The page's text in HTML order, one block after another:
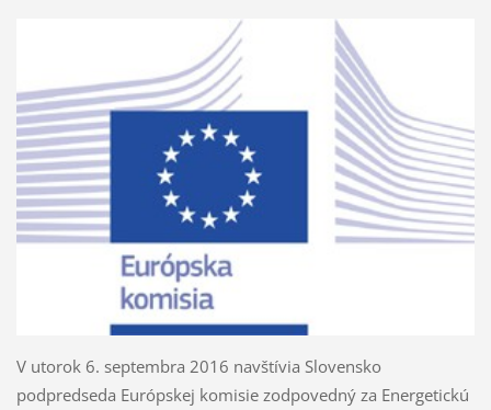
V utorok 6. septembra 2016 navštívia Slovensko
podpredseda Európskej komisie zodpovedný za Energetickú